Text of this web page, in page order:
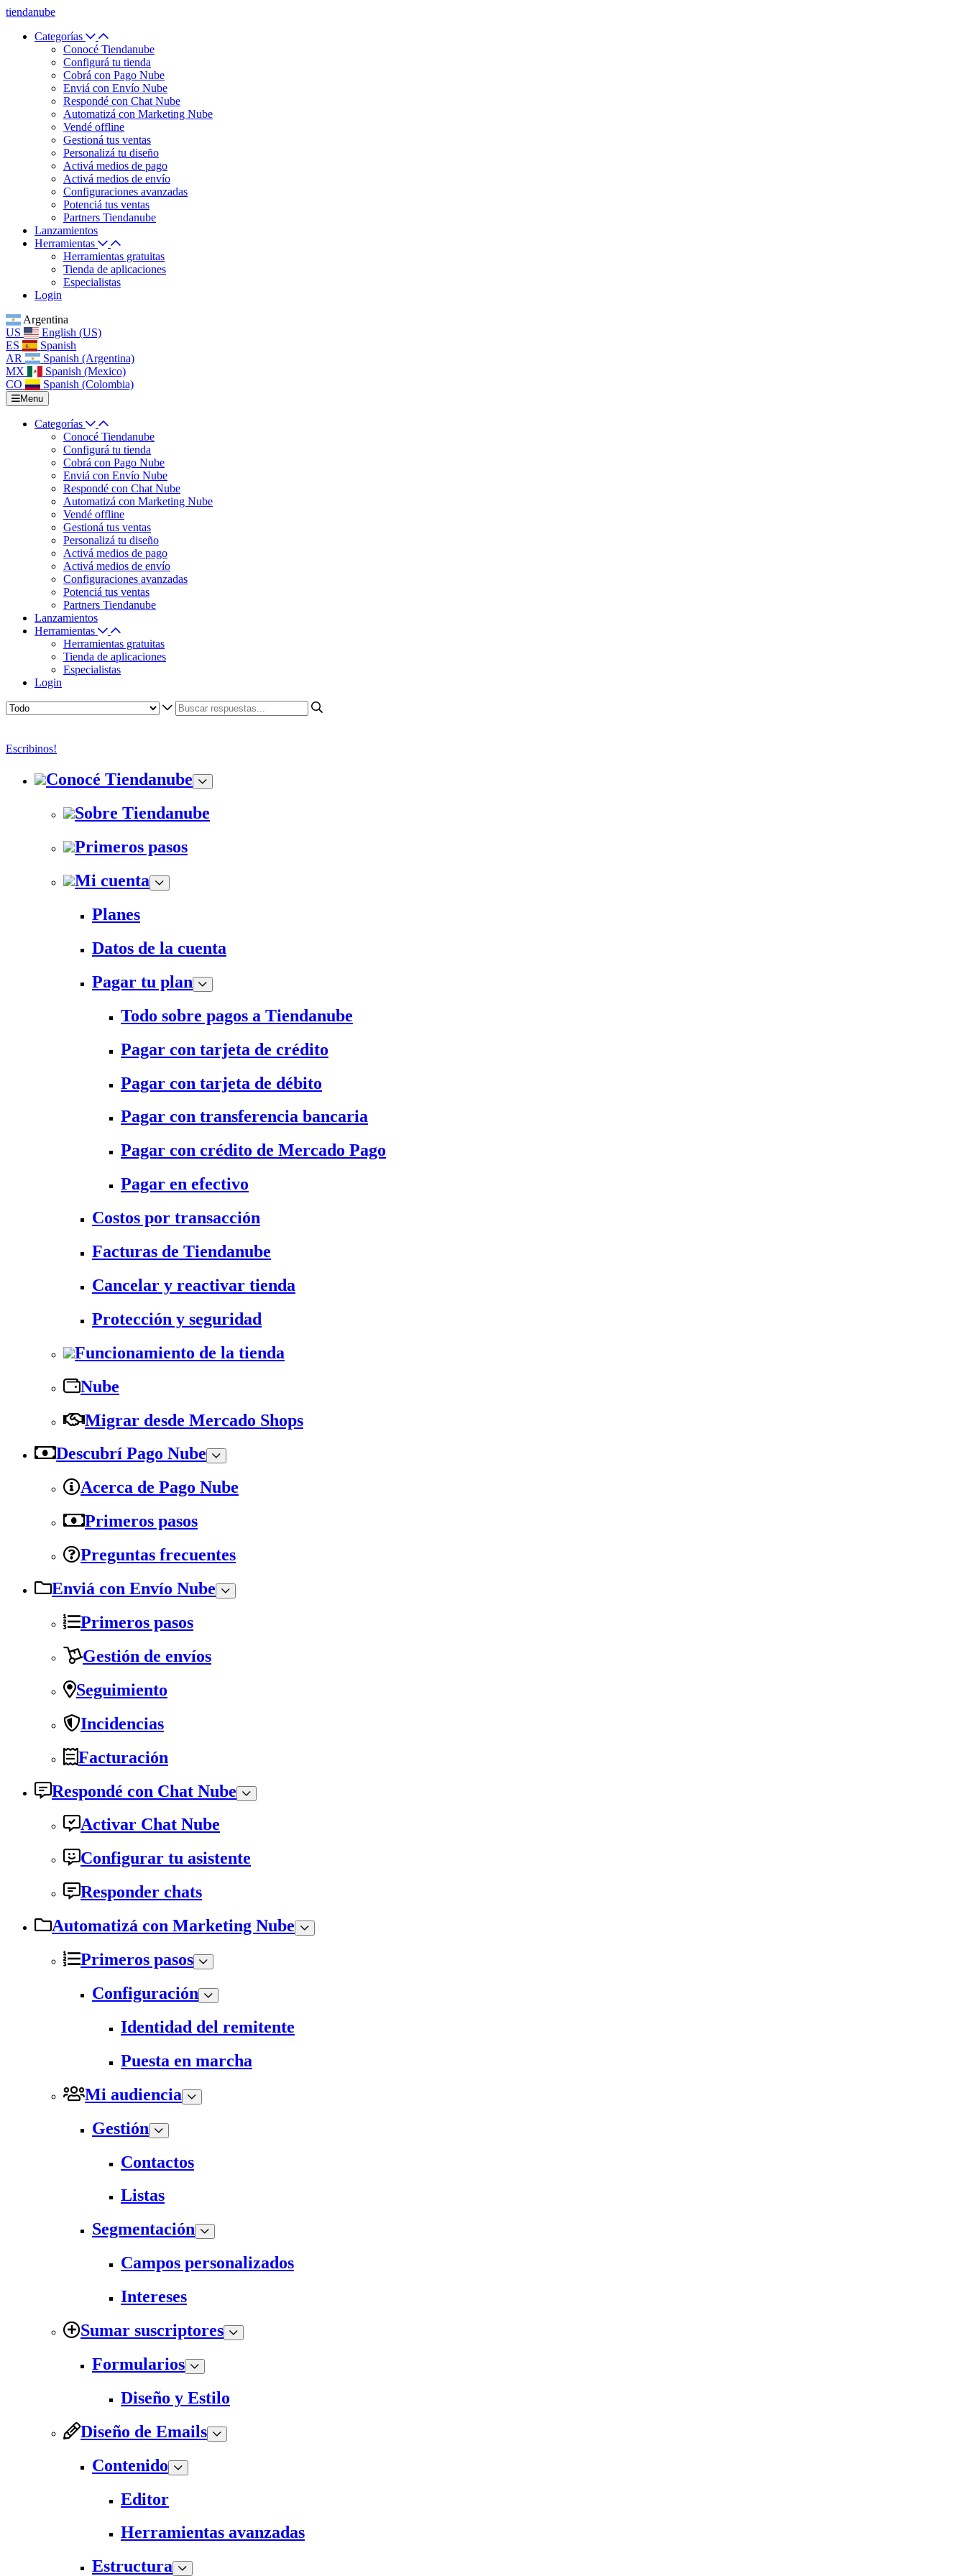
tiendanube
Categorías
Conocé Tiendanube
Configurá tu tienda
Cobrá con Pago Nube
Enviá con Envío Nube
Respondé con Chat Nube
Automatizá con Marketing Nube
Vendé offline
Gestioná tus ventas
Personalizá tu diseño
Activá medios de pago
Activá medios de envío
Configuraciones avanzadas
Potenciá tus ventas
Partners Tiendanube
Lanzamientos
Herramientas
Herramientas gratuitas
Tienda de aplicaciones
Especialistas
Login
Argentina
US
English (US)
ES
Spanish
AR
Spanish (Argentina)
MX
Spanish (Mexico)
CO
Spanish (Colombia)
Menu
Categorías
Conocé Tiendanube
Configurá tu tienda
Cobrá con Pago Nube
Enviá con Envío Nube
Respondé con Chat Nube
Automatizá con Marketing Nube
Vendé offline
Gestioná tus ventas
Personalizá tu diseño
Activá medios de pago
Activá medios de envío
Configuraciones avanzadas
Potenciá tus ventas
Partners Tiendanube
Lanzamientos
Herramientas
Herramientas gratuitas
Tienda de aplicaciones
Especialistas
Login
Escribinos!
Conocé Tiendanube
Sobre Tiendanube
Primeros pasos
Mi cuenta
Planes
Datos de la cuenta
Pagar tu plan
Todo sobre pagos a Tiendanube
Pagar con tarjeta de crédito
Pagar con tarjeta de débito
Pagar con transferencia bancaria
Pagar con crédito de Mercado Pago
Pagar en efectivo
Costos por transacción
Facturas de Tiendanube
Cancelar y reactivar tienda
Protección y seguridad
Funcionamiento de la tienda
Nube
Migrar desde Mercado Shops
Descubrí Pago Nube
Acerca de Pago Nube
Primeros pasos
Preguntas frecuentes
Enviá con Envío Nube
Primeros pasos
Gestión de envíos
Seguimiento
Incidencias
Facturación
Respondé con Chat Nube
Activar Chat Nube
Configurar tu asistente
Responder chats
Automatizá con Marketing Nube
Primeros pasos
Configuración
Identidad del remitente
Puesta en marcha
Mi audiencia
Gestión
Contactos
Listas
Segmentación
Campos personalizados
Intereses
Sumar suscriptores
Formularios
Diseño y Estilo
Diseño de Emails
Contenido
Editor
Herramientas avanzadas
Estructura